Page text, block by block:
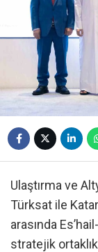
Ulaştırma ve
Türksat ile
arasında
stratejik